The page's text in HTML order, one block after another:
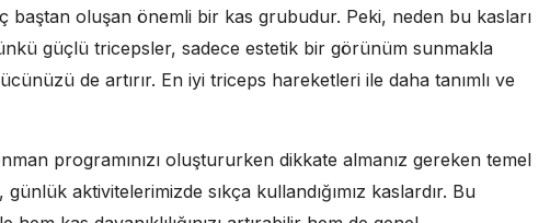
baştan oluşan önemli bir kas grubudur. Peki, neden bu kasları
güçlü tricepsler, sadece estetik bir görünüm sunmakla
de artırır. En iyi triceps hareketleri ile daha tanımlı ve
programınızı oluştururken dikkate almanız gereken temel
aktivitelerimizde sıkça kullandığımız kaslardır. Bu